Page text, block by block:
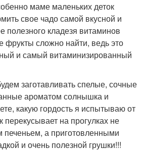
маме маленьких деток
свое чадо самой вкусной и
полезного кладезя витаминов
сложно найти, ведь это
и самый витаминизированный
заготавливать спелые, сочные
ароматом солнышка и
какую гордость я испытываю от
перекусывает на прогулках не
печеньем, а приготовленными
и очень полезной грушки!!!